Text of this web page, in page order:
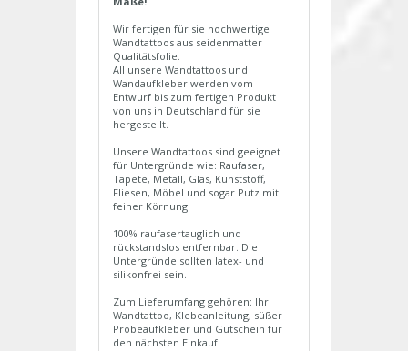
Wir fertigen für sie hochwertige
Wandtattoos aus seidenmatter
Qualitätsfolie.
All unsere Wandtattoos und
Wandaufkleber werden vom
Entwurf bis zum fertigen Produkt
von uns in Deutschland für sie
hergestellt.
Unsere Wandtattoos sind geeignet
für Untergründe wie: Raufaser,
Tapete, Metall, Glas, Kunststoff,
Fliesen, Möbel und sogar Putz mit
feiner Körnung.
100% raufasertauglich und
rückstandslos entfernbar. Die
Untergründe sollten latex- und
silikonfrei sein.
Zum Lieferumfang gehören: Ihr
Wandtattoo, Klebeanleitung, süßer
Probeaufkleber und Gutschein für
den nächsten Einkauf.